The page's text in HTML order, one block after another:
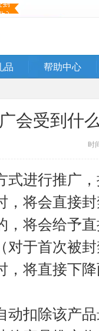
品 帮助中心
会受到什
时
进行推广，
，将会直接
，将会给予
对于首次被
，将直接下
动扣除该产